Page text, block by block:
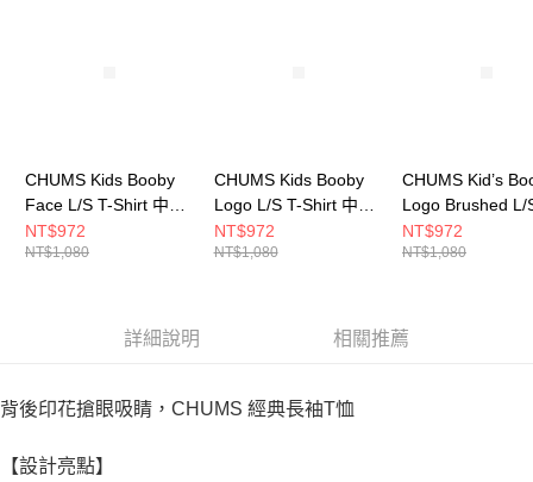
CHUMS Kids Booby
Face L/S T-Shirt 中大
童 長袖上衣 Canyon-
Dye CH211305Z358
NT$972
NT$1,080
CHUMS Kids Booby
Logo L/S T-Shirt 中大
童 長袖上衣 Purple
Crazy CH211306C087
NT$972
NT$1,080
CHUMS Kid’s
Logo Brushed L/
Shirt 中大童 長
CH211294N001
NT$972
NT$1,080
詳細說明 相關推薦
背後印花搶眼吸睛，CHUMS 經典長袖T恤
【設計亮點】